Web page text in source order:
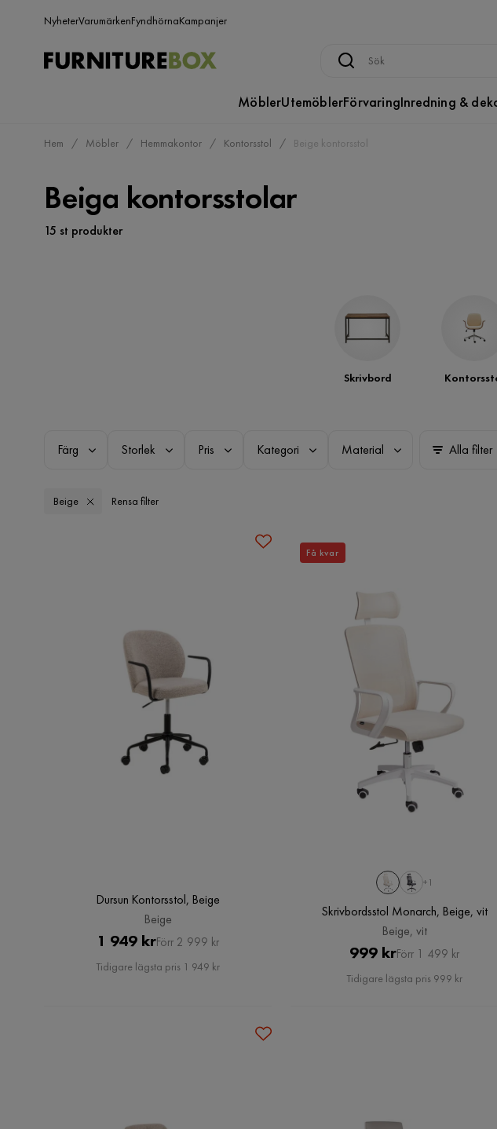
NyheterVarumärkenFyndhörnaKampanjer
MöblerUtemöblerFörvaringInredning &
Hem Möbler Hemmakontor Kontorsstol Beige kontorsstol
Beiga kontorsstolar
15 st produkter
Skrivbord
Färg Storlek Pris Kategori Material Alla filter
Beige Rensa filter
Dursun Kontorsstol, Beige
Beige
Pris
1 949 krOriginal
Pris
Förr 2 999 kr
Tidigare lägsta pris 1 949 kr
+1
Skrivbordsstol Monarch, Beige, vit
Beige, vit
Pris
999 kr Original
Pris
Förr 1 499 kr
Tidigare lägsta pris 999 kr
Få kvar